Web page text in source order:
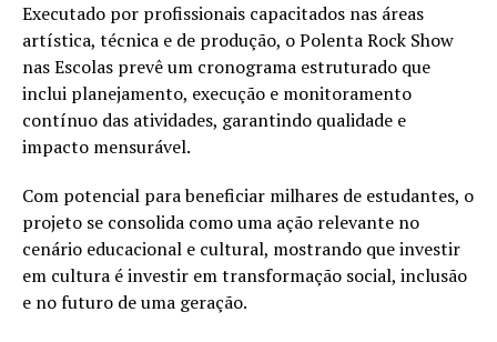
Executado por profissionais capacitados nas áreas
artística, técnica e de produção, o Polenta Rock Show
nas Escolas prevê um cronograma estruturado que
inclui planejamento, execução e monitoramento
contínuo das atividades, garantindo qualidade e
impacto mensurável.
Com potencial para beneficiar milhares de estudantes, o
projeto se consolida como uma ação relevante no
cenário educacional e cultural, mostrando que investir
em cultura é investir em transformação social, inclusão
e no futuro de uma geração.